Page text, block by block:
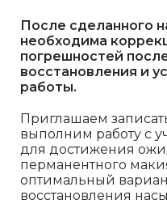
После сделанного
необходима
погрешностей
восстановления и
работы.
Приглашаем
выполним работу с
для достижения
перманентного
оптимальный
восстановления